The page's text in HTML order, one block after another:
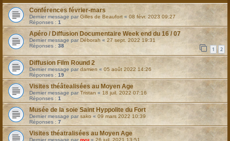
Conférences février-mars
Dernier message parGilles de Beaufort « 08 févr. 2023 09:27
Réponses : 1
Apéro / Diffusion Documentaire Week end du 16 / 07
Dernier message par Déborah « 27 sept. 2022 19:31
Réponses : 38 1 2
Diffusion Film Round 2
Dernier message pardamien « 05 août 2022 14:26
Réponses : 19
Visites théâtealisées au Moyen Age
Dernier message parTristan « 18 juil. 2022 07:16
Réponses : 1
Musée de la soie Saint Hyppolite du Fort
Dernier message parsako « 09 mars 2022 10:39
Réponses : 7
Visites théatralisées au Moyen Age
Dernier message parpvu « 26 juil. 2021 13:51